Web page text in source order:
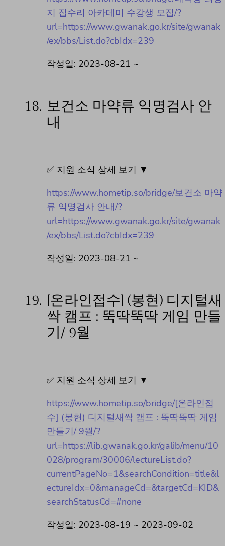
지 집수리 아카데미 수강생 모집/?
url=https://www.gwanak.go.kr/site/gwanak
/ex/bbs/List.do?cbIdx=239
작성일: 2023-08-21 ~
18. 보건소 마약류 익명검사 안
내
✅ 지원 소식 상세 보기 ▼
https://www.hometip.so/bridge/보건소 마약
류 익명검사 안내/?
url=https://www.gwanak.go.kr/site/gwanak
/ex/bbs/List.do?cbIdx=239
작성일: 2023-08-21 ~
19. [온라인접수] (봉현) 디지털새
싹 캠프 : 뚝딱뚝딱 게임 만들
기/ 9월
✅ 지원 소식 상세 보기 ▼
https://www.hometip.so/bridge/[온라인접
수] (봉현) 디지털새싹 캠프 : 뚝딱뚝딱 게임
만들기/ 9월/?
url=https://lib.gwanak.go.kr/galib/menu/10
028/program/30006/lectureList.do?
currentPageNo=1&searchCondition=title&l
ectureIdx=0&manageCd=&targetCd=KID&
searchStatusCd=#none
작성일: 2023-08-19 ~ 2023-09-02